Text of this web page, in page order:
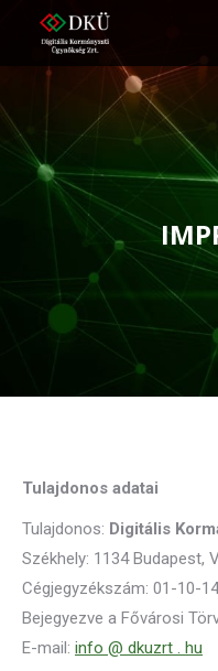
Tulajdonos adatai
Tulajdonos: Digitális
Székhely: 1134 Budapest,
Cégjegyzékszám: 01-10-
Bejegyezve a Fővárosi
E-mail: info @ dkuzrt . hu